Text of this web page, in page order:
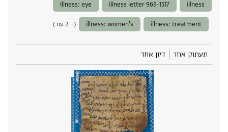
illness
illness letter 969-1517
illness: eye
illness: treatment
illness: women's (+ 2 עוד)
תעתוק אחד דיון אחד